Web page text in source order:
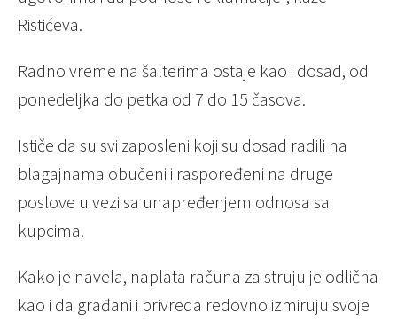
Ristićeva.
Radno vreme na šalterima ostaje kao i dosad, od
ponedeljka do petka od 7 do 15 časova.
Ističe da su svi zaposleni koji su dosad radili na
blagajnama obučeni i raspoređeni na druge
poslove u vezi sa unapređenjem odnosa sa
kupcima.
Kako je navela, naplata računa za struju je odlična
kao i da građani i privreda redovno izmiruju svoje